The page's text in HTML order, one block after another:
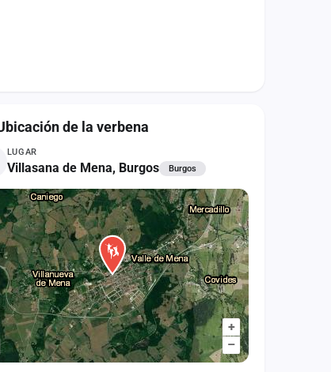
de la verbena
LUGAR
Villasana de Mena, Burgos Burgos
+
–